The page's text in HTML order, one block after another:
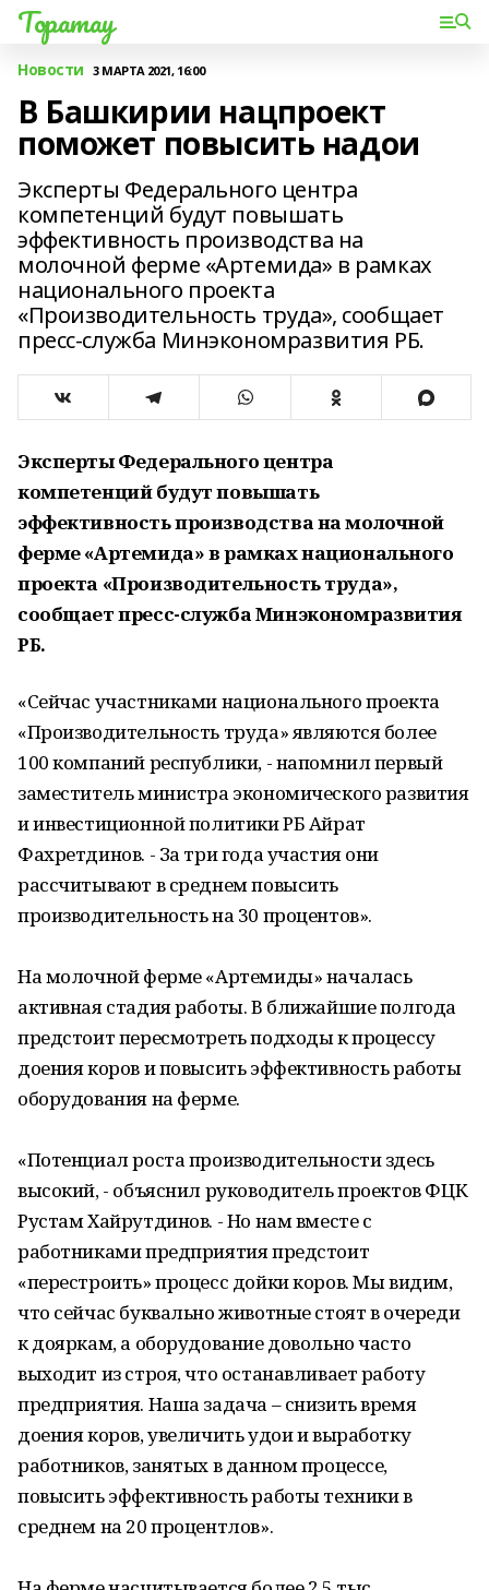
Торатау
Новости 3 МАРТА 2021, 16:00
В Башкирии нацпроект
поможет повысить надои
Эксперты Федерального центра
компетенций будут повышать
эффективность производства на
молочной ферме «Артемида» в рамках
национального проекта
«Производительность труда», сообщает
пресс-служба Минэкономразвития РБ.
Эксперты Федерального центра
компетенций будут повышать
эффективность производства на молочной
ферме «Артемида» в рамках национального
проекта «Производительность труда»,
сообщает пресс-служба Минэкономразвития
РБ.
«Сейчас участниками национального проекта
«Производительность труда» являются более
100 компаний республики, - напомнил первый
заместитель министра экономического развития
и инвестиционной политики РБ Айрат
Фахретдинов. - За три года участия они
рассчитывают в среднем повысить
производительность на 30 процентов».
На молочной ферме «Артемиды» началась
активная стадия работы. В ближайшие полгода
предстоит пересмотреть подходы к процессу
доения коров и повысить эффективность работы
оборудования на ферме.
«Потенциал роста производительности здесь
высокий, - объяснил руководитель проектов ФЦК
Рустам Хайрутдинов. - Но нам вместе с
работниками предприятия предстоит
«перестроить» процесс дойки коров. Мы видим,
что сейчас буквально животные стоят в очереди
к дояркам, а оборудование довольно часто
выходит из строя, что останавливает работу
предприятия. Наша задача – снизить время
доения коров, увеличить удои и выработку
работников, занятых в данном процессе,
повысить эффективность работы техники в
среднем на 20 процентлов».